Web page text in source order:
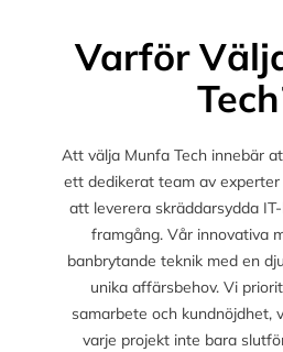
Varför
Att välja Munfa Tech innebär
ett dedikerat team av
att leverera skräddarsydda
framgång. Vår innovativa
banbrytande teknik med en
unika affärsbehov. Vi
samarbete och kundnöjdhet,
varje projekt inte bara